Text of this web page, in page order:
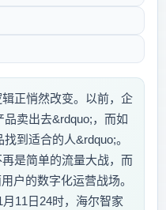
正悄然改变。以前，企
卖出去&rdquo;，而如
到适合的人&rdquo;。
是简单的流量大战，而
户的数字化运营战场。
11日24时，海尔智家